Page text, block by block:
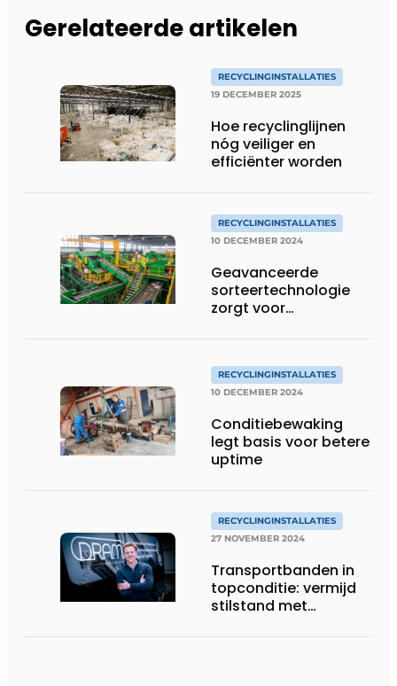
Gerelateerde artikelen
RECYCLINGINSTALLATIES
19 DECEMBER 2025
Hoe recyclinglijnen
nóg veiliger en
efficiënter worden
RECYCLINGINSTALLATIES
10 DECEMBER 2024
Geavanceerde
sorteertechnologie
zorgt voor
RECYCLINGINSTALLATIES
10 DECEMBER 2024
Conditiebewaking
legt basis voor betere
uptime
RECYCLINGINSTALLATIES
27 NOVEMBER 2024
Transportbanden in
topconditie: vermijd
stilstand met